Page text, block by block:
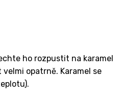
ho rozpustit na karamel
opatrně. Karamel se